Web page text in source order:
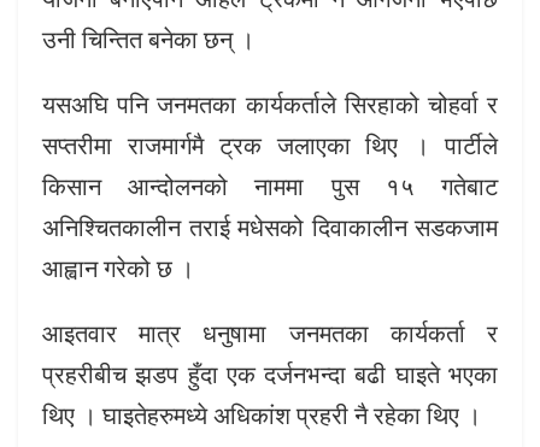
उनी चिन्तित बनेका छन् ।
यसअघि पनि जनमतका कार्यकर्ताले सिरहाको चोहर्वा र
सप्तरीमा राजमार्गमै ट्रक जलाएका थिए । पार्टीले
किसान आन्दोलनको नाममा पुस १५ गतेबाट
अनिश्चितकालीन तराई मधेसको दिवाकालीन सडकजाम
आह्वान गरेको छ ।
आइतवार मात्र धनुषामा जनमतका कार्यकर्ता र
प्रहरीबीच झडप हुँदा एक दर्जनभन्दा बढी घाइते भएका
थिए । घाइतेहरुमध्ये अधिकांश प्रहरी नै रहेका थिए ।